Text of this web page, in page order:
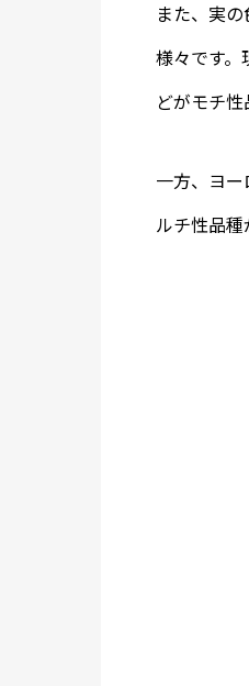
また、実
様々です。
どがモチ性
一方、ヨー
ルチ性品種